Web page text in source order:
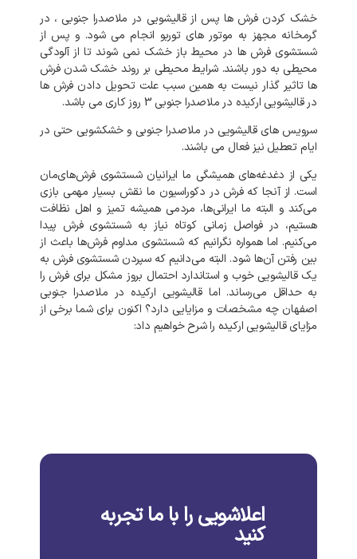
خشک کردن فرش ها پس از قالیشویی در ملاصدرا جنوبی ، در
گرمخانه مجهز به موتور های توربو انجام می شود. و پس از
شستشوی فرش ها در محیط باز خشک نمی شوند تا از آلودگی
محیطی به دور باشند. شرایط محیطی بر روند خشک شدن فرش
ها تاثیر گذار نیست به همین سبب علت تحویل دادن فرش ها
در قالیشویی ارکیده در ملاصدرا جنوبی 3 روز کاری می باشد.
سرویس های قالیشویی در ملاصدرا جنوبی و خشکشویی حتی در
ایام تعطیل نیز فعال می باشند.
یکی از دغدغه‌های همیشگی ما ایرانیان شستشوی فرش‌های‌مان
است. از آنجا که فرش در دکوراسیون ما نقش بسیار مهمی بازی
می‌کند و البته ما ایرانی‌ها، مردمی همیشه تمیز و اهل نظافت
هستیم، در فواصل زمانی کوتاه نیاز به شستشوی فرش پیدا
می‌کنیم. اما همواره نگرانیم که شستشوی مداوم فرش‌ها باعث از
بین رفتن آن‌ها شود. البته می‌دانیم که سپردن شستشوی فرش به
یک قالیشویی خوب و استاندارد احتمال بروز مشکل برای فرش را
به‌ حداقل می‌رساند. اما قالیشویی ارکیده در ملاصدرا جنوبی
اصفهان چه مشخصات و مزایایی دارد؟ اکنون برای شما برخی از
مزایای قالیشویی ارکیده را شرح خواهیم داد:
اعلاشویی را با ما تجربه
کنید